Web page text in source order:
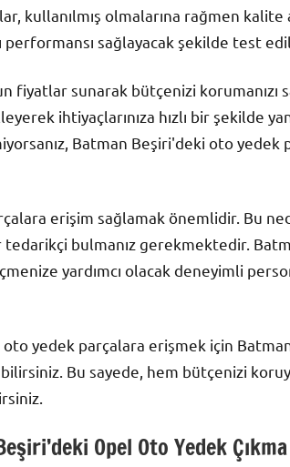
kullanılmış olmalarına rağmen kalite
sağlayacak şekilde test
fiyatlar sunarak bütçenizi korumanızı
ihtiyaçlarınıza hızlı bir şekilde
Batman Beşiri'deki oto yedek
erişim sağlamak önemlidir. Bu
tedarikçi bulmanız gerekmektedir.
yardımcı olacak deneyimli
yedek parçalara erişmek için
Bu sayede, hem bütçenizi
Opel Oto Yedek